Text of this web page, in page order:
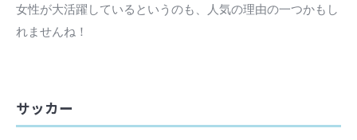
女性が大活躍しているというのも、人気の理由の一つかもし
れませんね！
サッカー